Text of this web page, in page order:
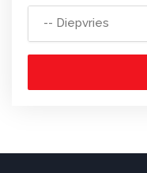
-- Diepvries